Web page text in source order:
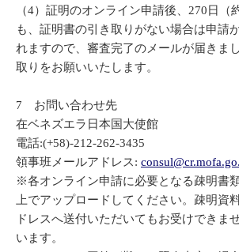
（4）証明のオンライン申請後、270日（
も、証明書の引き取りがない場合は申請
れますので、審査完了のメールが届きま
取りをお願いいたします。
7 お問い合わせ先
在ベネズエラ日本国大使館
電話:(+58)-212-262-3435
領事班メールアドレス:
※各オンライン申請に必要となる疎明書
上でアップロードしてください。疎明資
ドレスへ送付いただいてもお受けできま
います。